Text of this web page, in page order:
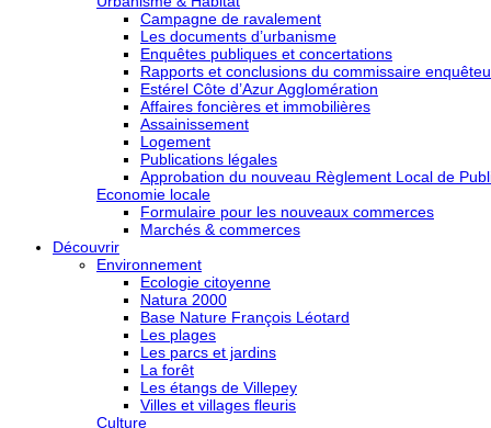
Campagne de ravalement
Les documents d’urbanisme
Enquêtes publiques et concertations
Rapports et conclusions du commissaire
Estérel Côte d’Azur Agglomération
Affaires foncières et immobilières
Assainissement
Logement
Publications légales
Approbation du nouveau Règlement Local de
Economie locale
Formulaire pour les nouveaux commerces
Marchés & commerces
Découvrir
Environnement
Ecologie citoyenne
Natura 2000
Base Nature François Léotard
Les plages
Les parcs et jardins
La forêt
Les étangs de Villepey
Villes et villages fleuris
Culture